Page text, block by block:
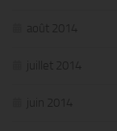
août 2014
juillet 2014
juin 2014